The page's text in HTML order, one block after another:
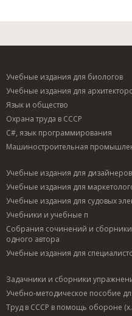
Учебные издания для биологов
Учебные издания для
Язык и общество
Охрана труда в СССР
C#, язык программирования
Машиностроительная
Учебные издания для дизайнеров
Учебные издания для
Учебные издания для судовых
Учебники и учебные п
Собрания сочинений и
одного автора
Учебные издания для
Задачники и сборники
Учебно-методическое пособие
Труд в СССР в помощь обороне (х.